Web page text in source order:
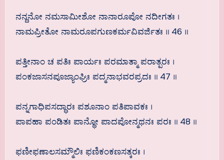
ನನ್ದನೋ ನಮಸಾಮೀಶೋ ನಾನಾರೂಪೋ ನದೀಗತಃ ।
ನಾಮಪ್ರೀತೋ ನಾಮರೂಪಗುಣಕರ್ಮವಿವರ್ಜಿತಃ ॥ 46 ॥
ಪತ್ತೀನಾಂ ಚ ಪತಿಃ ಪಾರ್ಯಃ ಪರಮಾತ್ಮಾ ಪರಾತ್ಪರಃ ।
ಪಂಕಜಾಸನಪೂಜ್ಯಾಂಘ್ರಿಃ ಪದ್ಮನಾಭವರಪ್ರದಃ ॥ 47 ॥
ಪನ್ನಗಾಧಿಪಸದ್ಧಾರಃ ಪಶೂನಾಂ ಪತಿಪಾವಕಃ ।
ಪಾಪಹಾ ಪಂಡಿತಃ ಪಾನ್ಥೋ ಪಾದಪೋನ್ಮಥನಃ ಪರಃ ॥ 48 ॥
ಫಣೀಫಣಾಲಸಮ್ಮೌಲಿಃ ಫಣಿಕಂಕಣಸತ್ಕರಃ ।